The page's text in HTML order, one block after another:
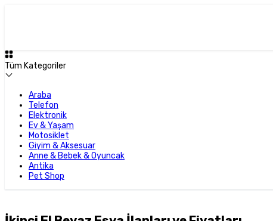
Tüm Kategoriler
Araba
Telefon
Elektronik
Ev & Yaşam
Motosiklet
Giyim & Aksesuar
Anne & Bebek & Oyuncak
Antika
Pet Shop